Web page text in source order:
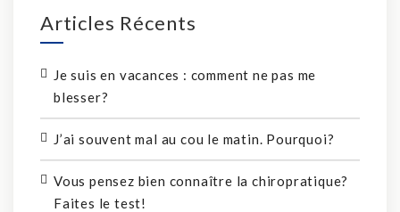
Articles Récents
Je suis en vacances : comment ne pas me
blesser?
J’ai souvent mal au cou le matin. Pourquoi?
Vous pensez bien connaître la chiropratique?
Faites le test!